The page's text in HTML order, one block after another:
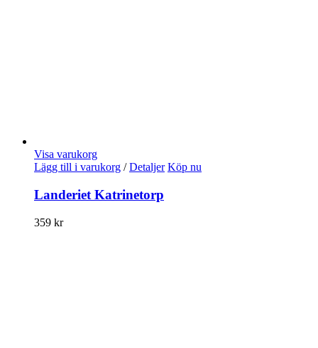
Visa varukorg
Lägg till i varukorg / Detaljer Köp nu
Landeriet Katrinetorp
359 kr